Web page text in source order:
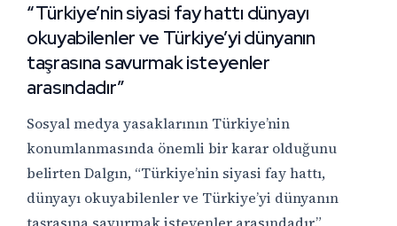
“Türkiye’nin siyasi fay hattı dünyayı
okuyabilenler ve Türkiye’yi dünyanın
taşrasına savurmak isteyenler
arasındadır”
Sosyal medya yasaklarının Türkiye’nin
konumlanmasında önemli bir karar olduğunu
belirten Dalgın, “Türkiye’nin siyasi fay hattı,
dünyayı okuyabilenler ve Türkiye’yi dünyanın